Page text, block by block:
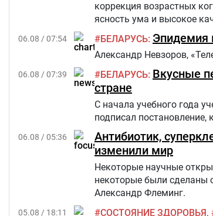
коррекция возрастных
ясность ума и высокое
критериям из числа
06.08 / 07:54 БЕЛАРУСЬ Эпидемия
Александр Невзоров,
06.08 / 07:39 БЕЛАРУСЬ Вкусные
стране
С начала учебного года
подписал
06.08 / 05:36
Антибиотик,
изменили мир
Некоторые научные
некоторые были сделаны
Александр Флеминг.
05.08 / 18:11 СОСТОЯНИЕ ЗДОРОВЬЯ